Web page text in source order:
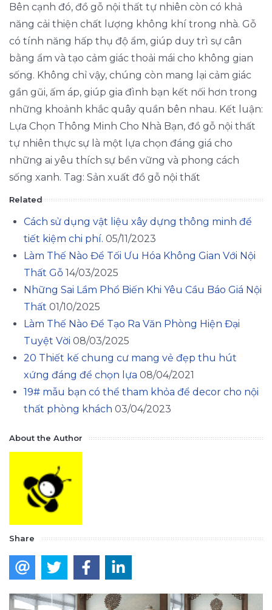
Bên cạnh đó, đồ gỗ nội thất tự nhiên còn có khả
năng cải thiện chất lượng không khí trong nhà. Gỗ
có tính năng hấp thụ độ ẩm, giúp duy trì sự cân
bằng ẩm và tạo cảm giác thoải mái cho không gian
sống. Không chỉ vậy, chúng còn mang lại cảm giác
gần gũi, ấm áp, giúp gia đình bạn kết nối hơn trong
những khoảnh khắc quây quần bên nhau. Kết luận:
Lựa Chọn Thông Minh Cho Nhà Bạn, đồ gỗ nội thất
tự nhiên thực sự là một lựa chọn đáng giá cho
những ai yêu thích sự bền vững và phong cách
sống xanh. Tag: Sản xuất đồ gỗ nội thất
Related
Cách sử dụng vật liệu xây dựng thông minh để
tiết kiệm chi phí. 05/11/2023
Làm Thế Nào Để Tối Ưu Hóa Không Gian Với Nội
Thất Gỗ 14/03/2025
Những Sai Lầm Phổ Biến Khi Yêu Cầu Báo Giá Nội
Thất 01/10/2025
Làm Thế Nào Để Tạo Ra Văn Phòng Hiện Đại
Tuyệt Vời 08/03/2025
20 Thiết kế chung cư mang vẻ đẹp thu hút
xứng đáng để chọn lựa 08/04/2021
19# mẫu bạn có thể tham khỏa để decor cho nội
thất phòng khách 03/04/2023
About the Author
Share